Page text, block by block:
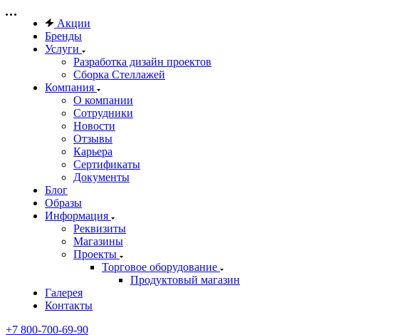
Акции
Бренды
Услуги
Разработка дизайн проектов
Сборка Стеллажей
Компания
О компании
Сотрудники
Новости
Отзывы
Карьера
Сертификаты
Документы
Блог
Образы
Информация
Реквизиты
Магазины
Проекты
Торговое оборудование
Продуктовый магазин
Галерея
Контакты
+7 800-700-69-90